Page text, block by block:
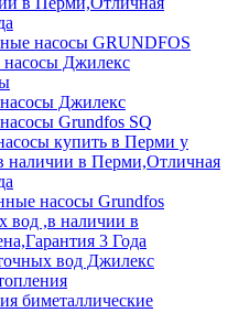
насосы GRUNDFOS
Джилекс
Джилекс
Grundfos SQ
купить в Перми у
наличии в Перми,Отличная
насосы Grundfos
вод ,в наличии в
3 Года
вод Джилекс
биметаллические